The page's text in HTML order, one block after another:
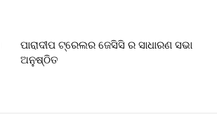
ପାରାଦୀପ ଟ୍ରେଲର ଜେସିସି ର ସାଧାରଣ ସଭା
ଅନୁଷ୍ଠିତ